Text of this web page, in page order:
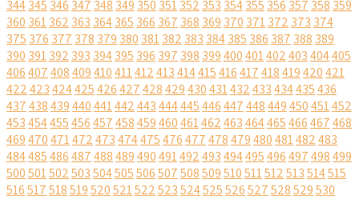
344345 346 347 348 349 350 351352 353 354355 356 357 358 359
360 361362 363 364365 366 367 368 369 370 371372 373 374
375 376 377 378 379 380 381382 383 384385 386 387 388 389
390 391392 393 394395 396 397 398 399400401402403404405
406407408409410411412413414415416417418419420421
422423424425426427428429430431432433434435436
437438439440441442443444445446447448449450451452
453454455456457458459460461462463464465466467468
469470471472473474475476477478479480481482483
484485486487488489490491492493494495496497498499
500501502503504505506507508509510511512513514515
516517518519520521522523524525526527528529530